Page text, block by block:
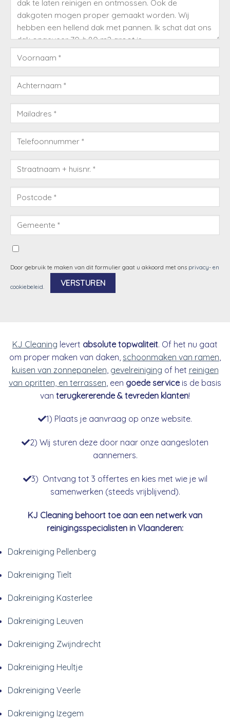
Door gebruik te maken van dit formulier gaat u akkoord met ons privacy- en
cookiebeleid.
KJ Cleaning levert absolute topwaliteit. Of het nu gaat
om proper maken van daken, schoonmaken van ramen
kuisen van zonnepanelen gevelreiniging of het reinigen
van opritten, en terrassen , een goede serviceis de basis
van terugkererende & tevreden klanten!
1) Plaats je aanvraag op onze website.
2) Wij sturen deze door naar onze aangesloten
aannemers.
3) Ontvang tot 3 offertes en kies met wie je wil
samenwerken (steeds vrijblijvend).
KJ Cleaning behoort toe aan een netwerk van
reinigingsspecialisten in Vlaanderen:
Dakreiniging Pellenberg
Dakreiniging Tielt
Dakreiniging Kasterlee
Dakreiniging Leuven
Dakreiniging Zwijndrecht
Dakreiniging Heultje
Dakreiniging Veerle
Dakreiniging Izegem